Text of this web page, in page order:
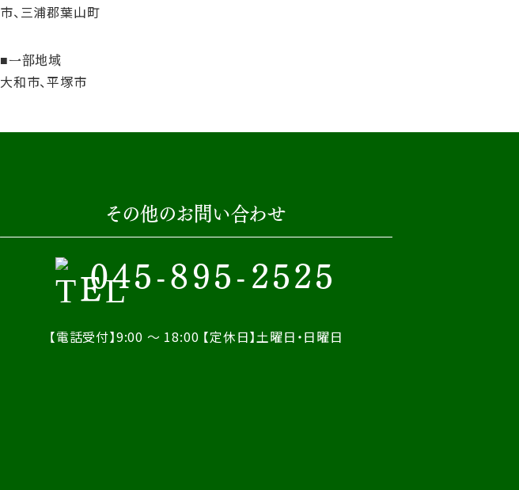
市、三浦郡葉山町
一部地域
大和市、平塚市
その他のお問い合わせ
045-895-2525
【電話受付】9:00 ～ 18:00 【定休日】土曜日・日曜日